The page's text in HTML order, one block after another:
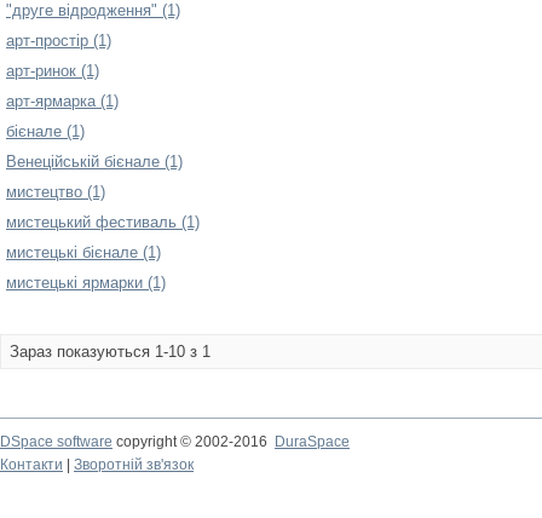
"друге відродження" (1)
арт-простір (1)
арт-ринок (1)
арт-ярмарка (1)
бієнале (1)
Венеційській бієнале (1)
мистецтво (1)
мистецький фестиваль (1)
мистецькі бієнале (1)
мистецькі ярмарки (1)
Зараз показуються 1-10 з 1
DSpace software copyright © 2002-2016
DuraSpace
Контакти
Зворотній зв'язок